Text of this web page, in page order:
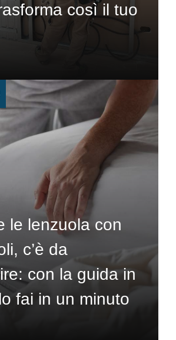
così il tuo
le lenzuola con
c’è da
con la guida in
fai in un minuto